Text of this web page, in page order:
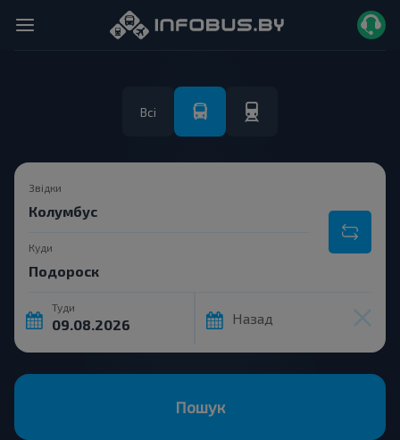
Всі
Звідки
Куди
Туди
Назад
Пошук